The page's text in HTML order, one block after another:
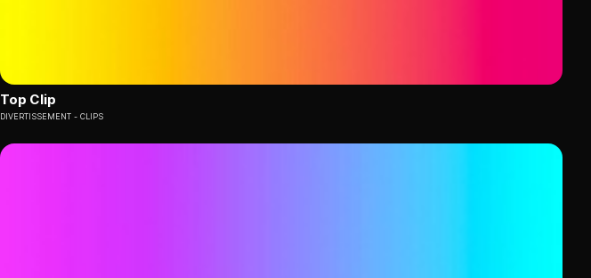
Top Clip
DIVERTISSEMENT CLIPS